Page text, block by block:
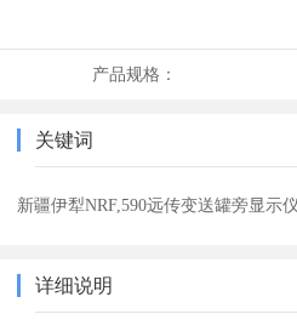
产品规格：
关键词
新疆伊犁NRF,590远传变送罐旁显示
详细说明